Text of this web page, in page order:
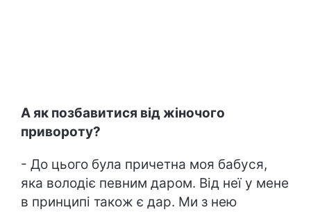
А як позбавитися від жіночого
привороту?
- До цього була причетна моя бабуся,
яка володіє певним даром. Від неї у мене
в принципі також є дар. Ми з нею